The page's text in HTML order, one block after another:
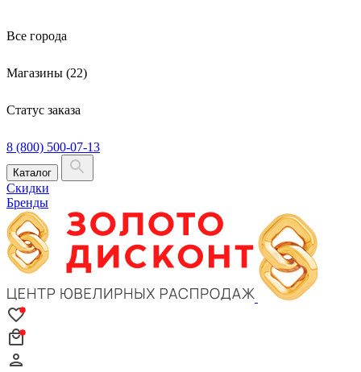
Все города
Магазины (22)
Статус заказа
8 (800) 500-07-13
Каталог
Скидки
Бренды